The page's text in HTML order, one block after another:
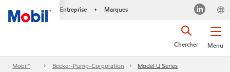
Entreprise • Marques
Menu
Chercher
Mobil™ Becker-Pump-Corporation Model U Series